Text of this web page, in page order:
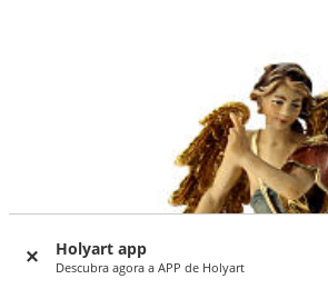
Holyart app
Descubra agora a APP de Holyart